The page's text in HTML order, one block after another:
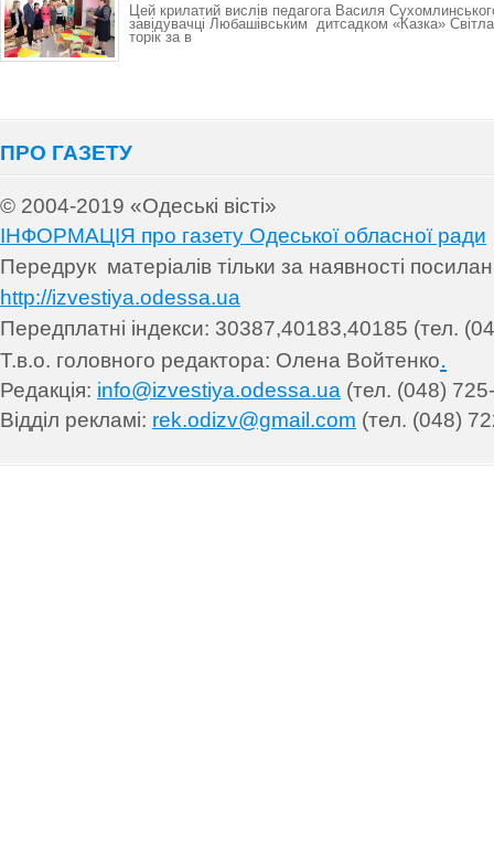
Цей крилатий вислів педагога Василя
завідувачці Любашівським дитсадком «Казка»
торік за в
ПРО ГАЗЕТУ
© 2004-2019 «Одеські вісті»
ІНФОРМАЦІЯ про газету Одеської обласної ради
Передрук матеріалів тільки за наявності
http://izvestiya.odessa.ua
Передплатні індекси: 30387,40183,40185 (тел.
Т.в.о. головного редактора: Олена Войтенко.
Редакція: info@izvestiya.odessa.ua (тел. (048)
Відділ рекламі: rek.odizv@gmail.com (тел. (048)